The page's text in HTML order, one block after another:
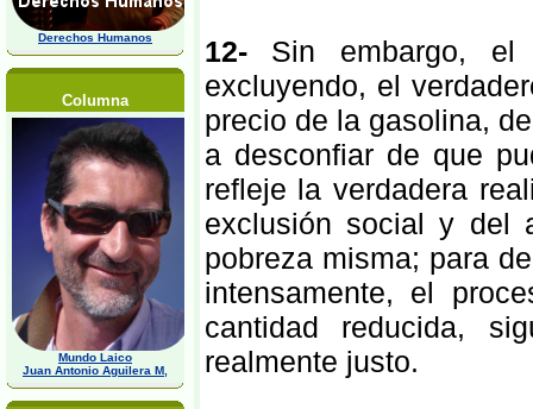
Derechos Humanos
Columna
Mundo Laico
Juan Antonio Aguilera M,
12-Sin embargo, el
excluyendo, el
precio de la gasolina,
a desconfiar de que
refleje la verdadera
exclusión social y del
pobreza misma; para
intensamente, el
cantidad reducida,
realmente justo.